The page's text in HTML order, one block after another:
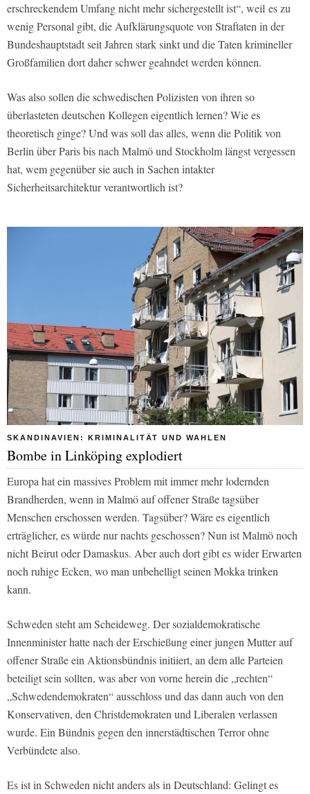
erschreckendem Umfang nicht mehr sichergestellt ist“, weil es zu
wenig Personal gibt, die Aufklärungsquote von Straftaten in der
Bundeshauptstadt seit Jahren stark sinkt und die Taten krimineller
Großfamilien dort daher schwer geahndet werden können.
Was also sollen die schwedischen Polizisten von ihren so
überlasteten deutschen Kollegen eigentlich lernen? Wie es
theoretisch ginge? Und was soll das alles, wenn die Politik von
Berlin über Paris bis nach Malmö und Stockholm längst vergessen
hat, wem gegenüber sie auch in Sachen intakter
Sicherheitsarchitektur verantwortlich ist?
SKANDINAVIEN: KRIMINALITÄT UND WAHLEN
Bombe in Linköping explodiert
Europa hat ein massives Problem mit immer mehr lodernden
Brandherden, wenn in Malmö auf offener Straße tagsüber
Menschen erschossen werden. Tagsüber? Wäre es eigentlich
erträglicher, es würde nur nachts geschossen? Nun ist Malmö noch
nicht Beirut oder Damaskus. Aber auch dort gibt es wider Erwarten
noch ruhige Ecken, wo man unbehelligt seinen Mokka trinken
kann.
Schweden steht am Scheideweg. Der sozialdemokratische
Innenminister hatte nach der Erschießung einer jungen Mutter auf
offener Straße ein Aktionsbündnis initiiert, an dem alle Parteien
beteiligt sein sollten, was aber von vorne herein die „rechten“
„Schwedendemokraten“ ausschloss und das dann auch von den
Konservativen, den Christdemokraten und Liberalen verlassen
wurde. Ein Bündnis gegen den innerstädtischen Terror ohne
Verbündete also.
Es ist in Schweden nicht anders als in Deutschland: Gelingt es